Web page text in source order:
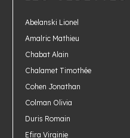
Abelanski Lionel
Amalric Mathieu
Chabat Alain
Chalamet Timothée
Cohen Jonathan
Colman Olivia
Duris Romain
Efira Virginie